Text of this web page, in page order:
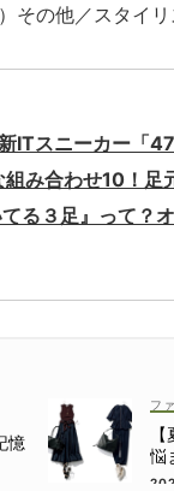
その他／スタイ
ITスニーカー「
み合わせ10！足
る３足』って？
憶
フ
悩
ー